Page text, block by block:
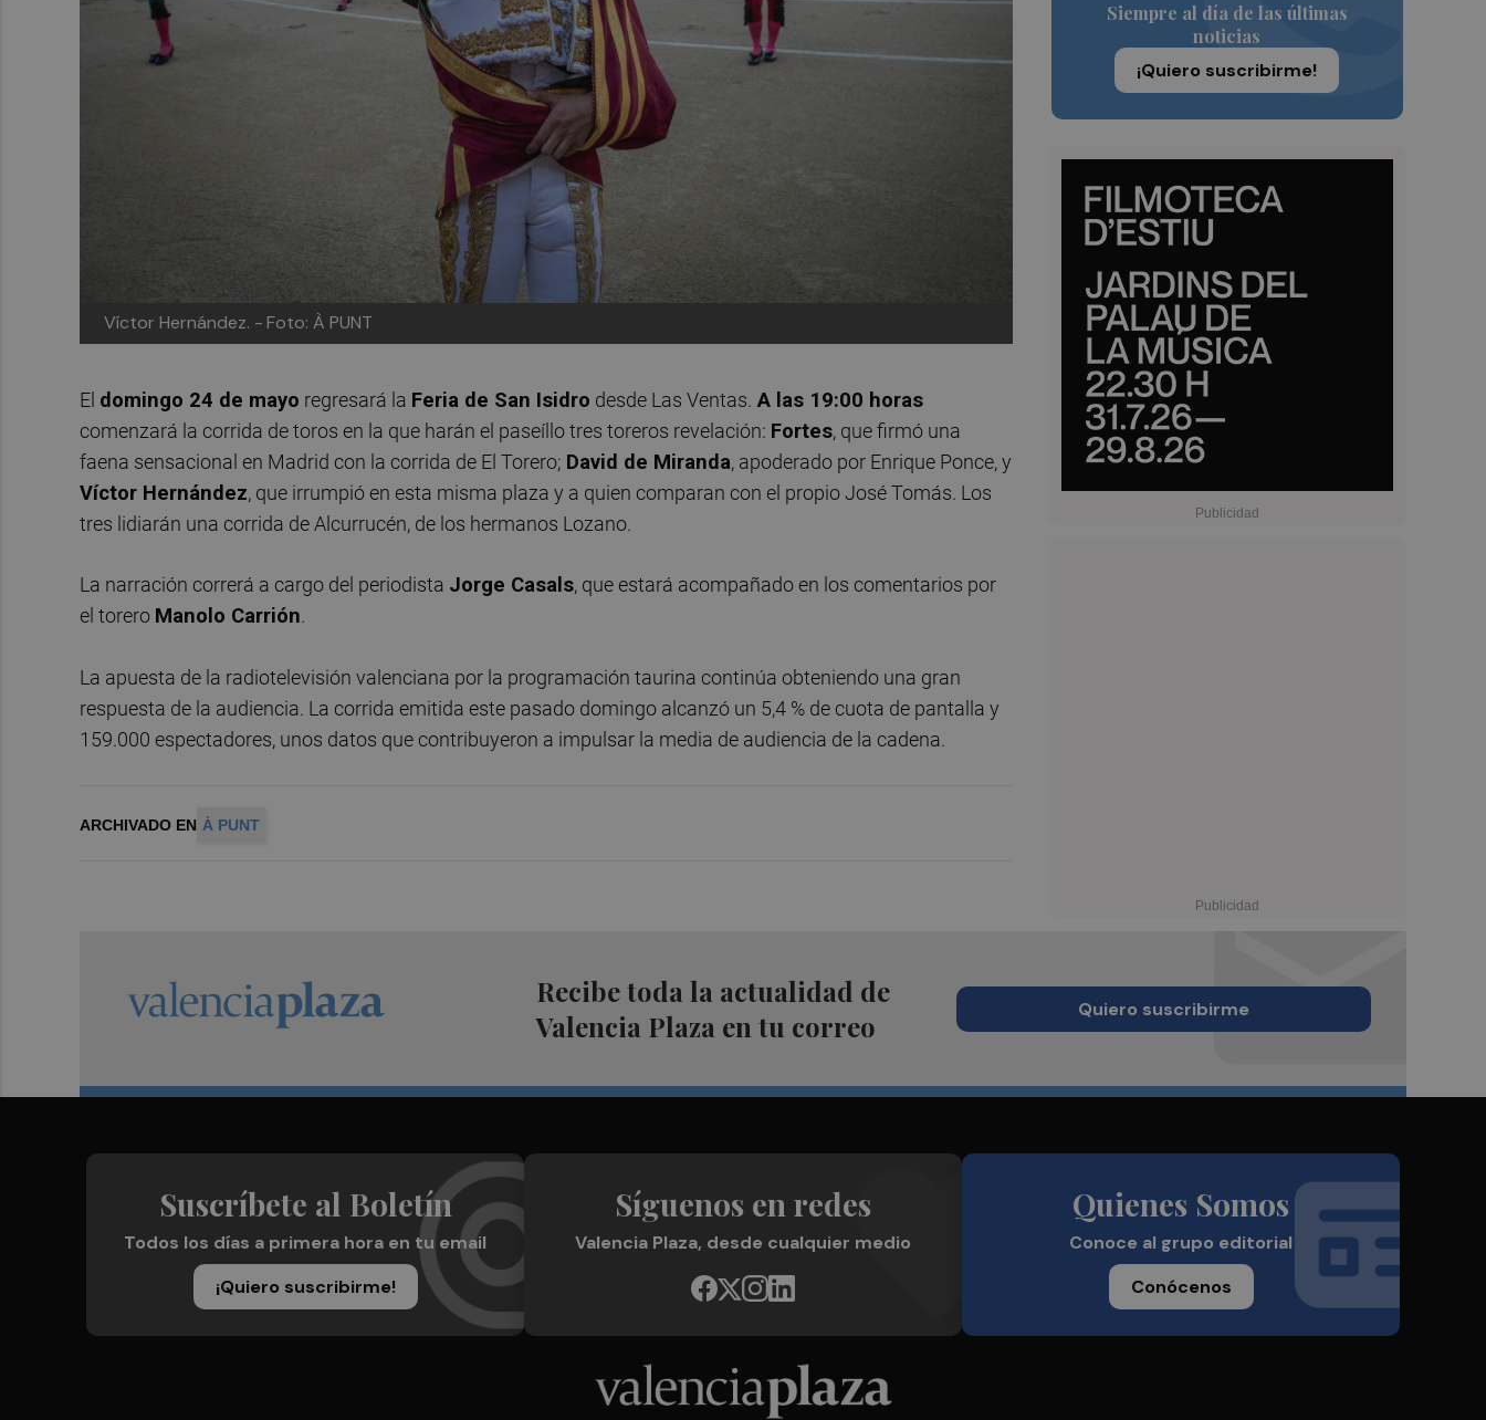
Siempre al día de las últimas
noticias
¡Quiero suscribirme!
Víctor Hernández. -Foto: À PUNT
El domingo 24 de mayo regresará la Feria de San Isidro desde Las Ventas. A las 19:00 horas
comenzará la corrida de toros en la que harán el paseíllo tres toreros revelación: Fortes, que firmó una
faena sensacional en Madrid con la corrida de El Torero; David de Miranda, apoderado por Enrique Ponce, y
Víctor Hernández, que irrumpió en esta misma plaza y a quien comparan con el propio José Tomás. Los
tres lidiarán una corrida de Alcurrucén, de los hermanos Lozano.
La narración correrá a cargo del periodista Jorge Casals, que estará acompañado en los comentarios por
el torero Manolo Carrión.
La apuesta de la radiotelevisión valenciana por la programación taurina continúa obteniendo una gran
respuesta de la audiencia. La corrida emitida este pasado domingo alcanzó un 5,4 % de cuota de pantalla y
159.000 espectadores, unos datos que contribuyeron a impulsar la media de audiencia de la cadena.
ARCHIVADO EN À PUNT
Recibe toda la actualidad de
Valencia Plaza en tu correo
Quiero suscribirme
Suscríbete al Boletín
Todos los días a primera hora en tu email
¡Quiero suscribirme!
Síguenos en redes
Valencia Plaza, desde cualquier medio
Quienes Somos
Conoce al grupo editorial
Conócenos